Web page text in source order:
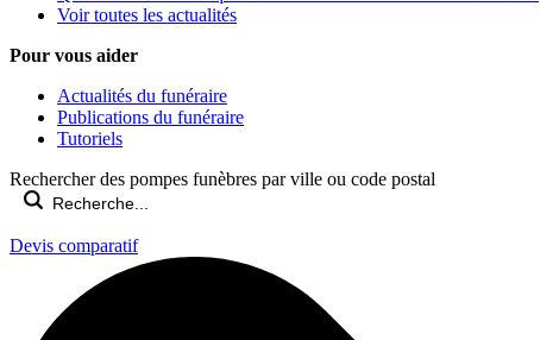
Voir toutes les actualités
Pour vous aider
Actualités du funéraire
Publications du funéraire
Tutoriels
Rechercher des pompes funèbres par ville ou code postal
Devis comparatif